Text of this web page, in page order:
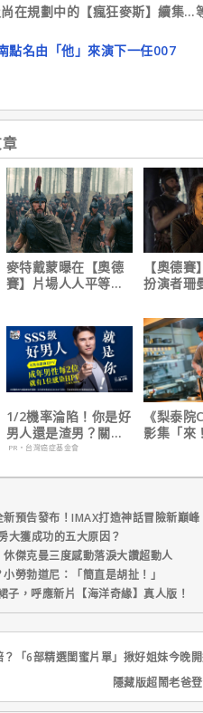
在規劃中的【瘋狂麥斯】續集…
點名由「他」來演下一任007
麥特戴蒙曝在【奧德
賽】片場人人平等，
【奧德
扮演者珊
戲！
1/2機率淪陷！你是好
男人還是渣男？關鍵
在這
PR・台灣癌症基金會
《梨泰
影集「來
預告發布！IMAX打造神話冒險新巔峰
大獲成功的五大原因？
休傑克曼三度感動落淚大讚超動人
勞勃道尼：「簡直是胡扯！」
，呼應新片【海洋奇緣】真人版！
「6部精選閨蜜片單」揪好姐妹今晚
隱藏版超鬧老爸